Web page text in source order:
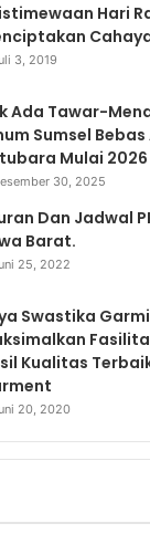
Hari
3, 2019
Ada Tawar-
Sumsel
Mulai 2026
30, 2025
Dan Jadwal
Barat.
25, 2022
Swastika
Kualitas
20, 2020